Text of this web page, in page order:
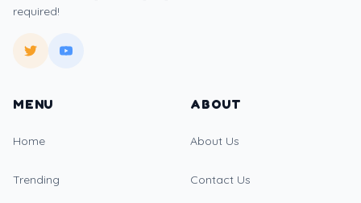
required!
MENU
Home
Trending
ABOUT
About Us
Contact Us